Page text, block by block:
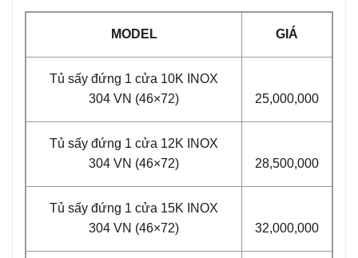
MODEL GIÁ
Tủ sấy đứng 1 cửa 10K INOX
304 VN (46×72)
25,000,000
Tủ sấy đứng 1 cửa 12K INOX
304 VN (46×72)
28,500,000
Tủ sấy đứng 1 cửa 15K INOX
304 VN (46×72)
32,000,000